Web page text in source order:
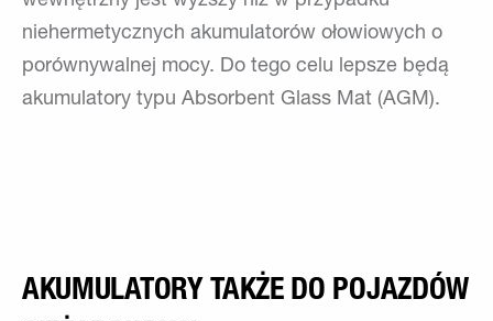
niehermetycznych akumulatorów ołowiowych o
porównywalnej mocy. Do tego celu lepsze będą
akumulatory typu Absorbent Glass Mat (AGM).
AKUMULATORY TAKŻE DO POJAZDÓW